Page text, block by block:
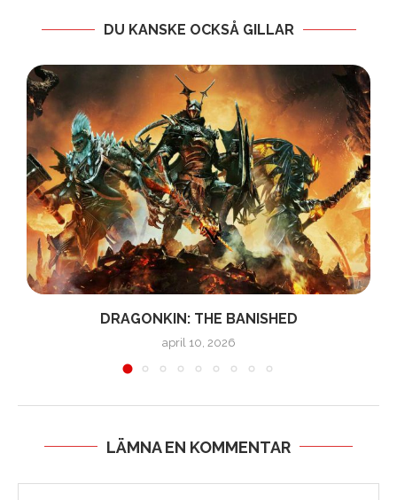
DU KANSKE OCKSÅ GILLAR
DRAGONKIN: THE BANISHED
april 10, 2026
LÄMNA EN KOMMENTAR